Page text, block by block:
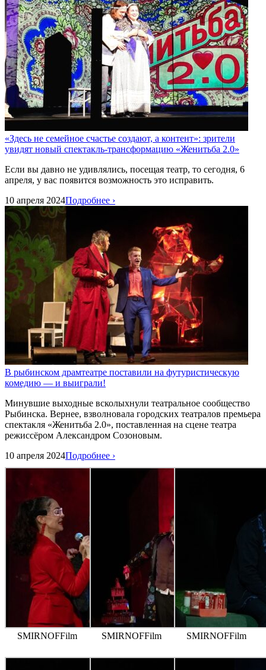
«Здесь не семейное счастье создают, а контент»: зрители
увидят новый спектакль-трансформацию «Женитьба 2.0»
Если вы давно не удивлялись, посещая театр, то сегодня, 6
апреля, у вас появится возможность это исправить.
10 апреля 2024Подробнее ›
В рыбинском драмтеатре поставили на футуристическую
комедию — и выиграли!
Минувшие выходные всколыхнули театральное сообщество
Рыбинска. Вернее, взволновала городских театралов премьера
спектакля «Женитьба 2.0», поставленная на сцене театра
режиссёром Александром Созоновым.
10 апреля 2024Подробнее ›
SMIRNOFFilm SMIRNOFFilm SMIRNOFFilm